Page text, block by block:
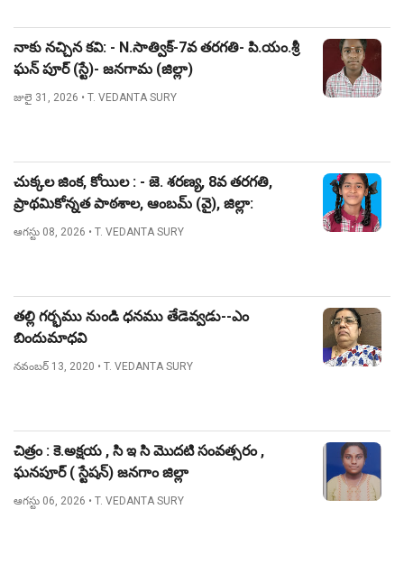
నాకు నచ్చిన కవి: - N.సాత్విక్-7వ తరగతి- పి.యం.శ్రీ
ఘన్ పూర్ (స్టే)- జనగామ (జిల్లా)
జులై 31, 2026 • T. VEDANTA SURY
చుక్కల జింక, కోయిల : - జె. శరణ్య, 8వ తరగతి,
ప్రాథమికోన్నత పాఠశాల, ఆంబమ్ (వై), జిల్లా:
నిజామాబాద్.
ఆగస్టు 08, 2026 • T. VEDANTA SURY
తల్లి గర్భము నుండి ధనము తేడెవ్వడు--ఎం
బిందుమాధవి
నవంబర్ 13, 2020 • T. VEDANTA SURY
చిత్రం : కె.అక్షయ , సి ఇ సి మొదటి సంవత్సరం ,
ఘనపూర్ ( స్టేషన్) జనగాం జిల్లా
ఆగస్టు 06, 2026 • T. VEDANTA SURY